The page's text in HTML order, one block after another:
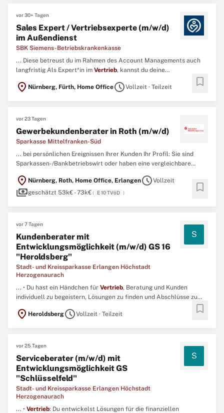
vor 30+ Tagen
Sales Expert / Vertriebsexperte (m/w/d)
im Außendienst
SBK Siemens-Betriebskrankenkasse
... Diese betreust du im Rahmen des Account Managements auch
langfristig Als Expert*in im Vertrieb, kannst du deine
vertrauen auf dein Know-how bei der Analyse und kontinuierlichen
location_on Nürnberg, Fürth, Home OfficescheduleVollzeit · Teilzeit bookmark
vor 23 Tagen
Gewerbekundenberater in Roth (m/w/d)
Sparkasse Mittelfranken-Süd
... bei persönlichen Ereignissen Ihrer Kunden Ihr Profil: Sie sind
Sparkassen-/Bankbetriebswirt oder haben eine vergleichbare
eigenständigen Akquise und Betreuung von gewerblichen Kunden
Sie sprechen die Sprache unserer Kunden, haben Spaß am
Vertrieb
location_on Nürnberg, Roth, Home Office, ErlangenscheduleVollzeit
paymentsgeschätzt 53k€ - 73k€( E 10 TVöD ) bookmark
vor 7 Tagen
Kundenberater mit
Entwicklungsmöglichkeit (m/w/d) GS 16
"Heroldsberg"
Stadt- und Kreissparkasse Erlangen Höchstadt
Herzogenaurach
S
... • Du hast ein Händchen für Vertrieb, Beratung und Kunden
individuell zu begeistern, Lösungen zu finden und Abschlüsse zu
location_on HeroldsbergscheduleVollzeit · Teilzeit bookmark
vor 25 Tagen
Serviceberater (m/w/d) mit
Entwicklungsmöglichkeit GS
"Schlüsselfeld"
Stadt- und Kreissparkasse Erlangen Höchstadt
Herzogenaurach
S
... • Vertrieb: Du entwickelst Lösungen für die finanziellen